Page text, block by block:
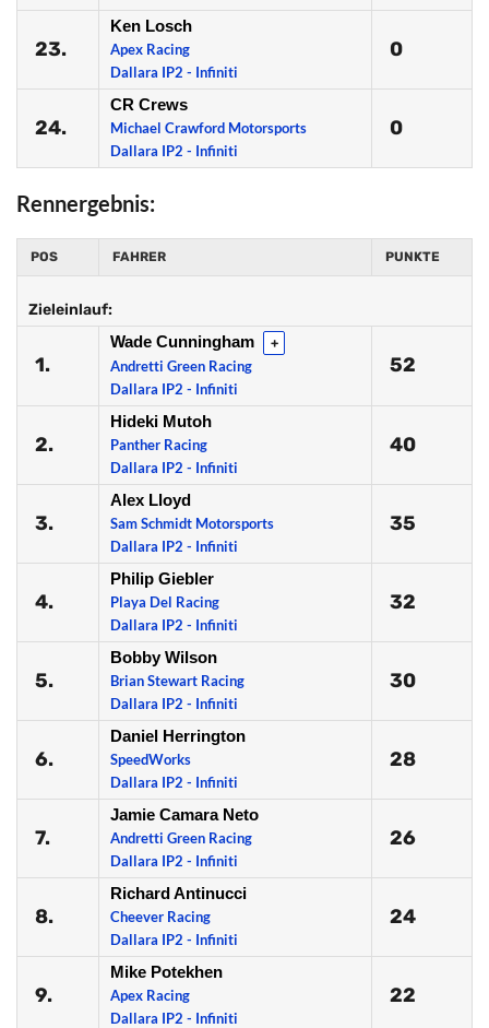
23.
Ken Losch
Apex Racing
Dallara IP2 - Infiniti
0
24.
CR Crews
Michael Crawford Motorsports
Dallara IP2 - Infiniti
0
Rennergebnis:
POS FAHRER PUNKTE
Zieleinlauf:
1.
Wade Cunningham +
Andretti Green Racing
Dallara IP2 - Infiniti
52
2.
Hideki Mutoh
Panther Racing
Dallara IP2 - Infiniti
40
3.
Alex Lloyd
Sam Schmidt Motorsports
Dallara IP2 - Infiniti
35
4.
Philip Giebler
Playa Del Racing
Dallara IP2 - Infiniti
32
5.
Bobby Wilson
Brian Stewart Racing
Dallara IP2 - Infiniti
30
6.
Daniel Herrington
SpeedWorks
Dallara IP2 - Infiniti
28
7.
Jamie Camara Neto
Andretti Green Racing
Dallara IP2 - Infiniti
26
8.
Richard Antinucci
Cheever Racing
Dallara IP2 - Infiniti
24
9.
Mike Potekhen
Apex Racing
Dallara IP2 - Infiniti
22